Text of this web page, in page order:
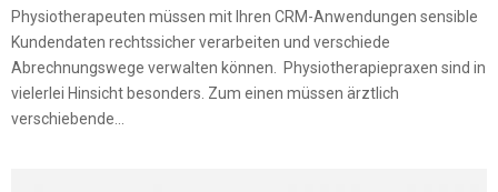
Physiotherapeuten müssen mit Ihren CRM-Anwendungen sensible
Kundendaten rechtssicher verarbeiten und verschiede
Abrechnungswege verwalten können. Physiotherapiepraxen sind in
vielerlei Hinsicht besonders. Zum einen müssen ärztlich
verschiebende...